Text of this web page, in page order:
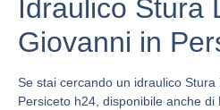
Idraulico Stura
Giovanni in
Se stai cercando un idraulico
Persiceto h24, disponibile anche